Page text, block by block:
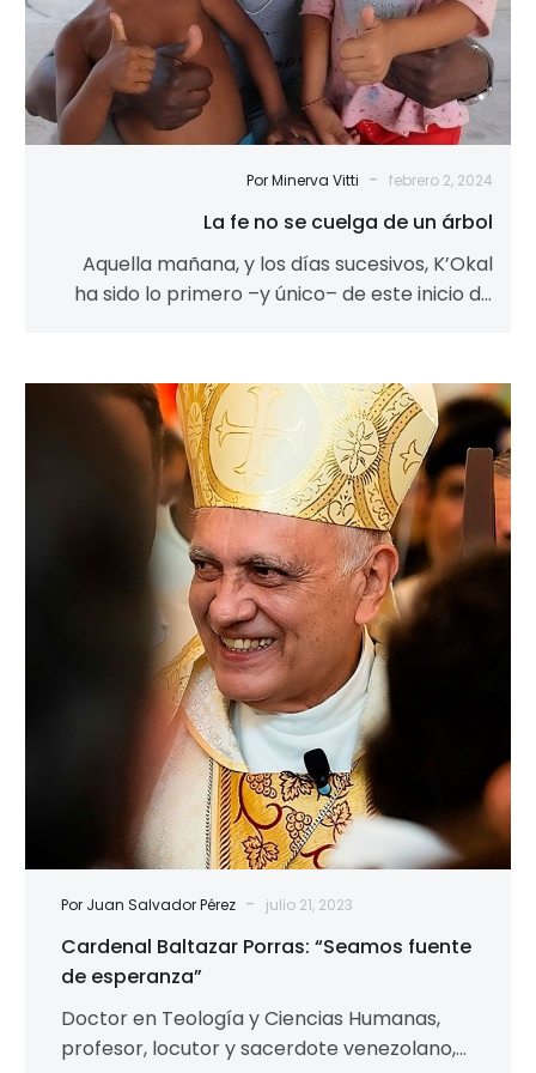
Por Minerva Vitti - febrero 2, 2024
La fe no se cuelga de un árbol
Aquella mañana, y los días sucesivos, K’Okal
ha sido lo primero –y único– de este inicio de
Cardenal
Baltazar
Porras:
“Seamos
fuente
de
esperanza”
Por Juan Salvador Pérez - julio 21, 2023
Cardenal Baltazar Porras: “Seamos fuente
de esperanza”
Doctor en Teología y Ciencias Humanas,
profesor, locutor y sacerdote venezolano,